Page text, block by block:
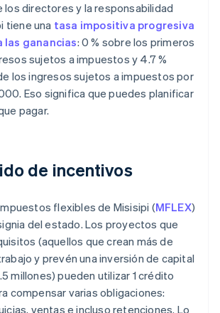
los directores y la responsabilidad
tiene una tasa impositiva progresiva
las ganancias: 0 % sobre los primeros
sujetos a impuestos y 4.7 %
los ingresos sujetos a impuestos por
Eso significa que puedes planificar
pagar.
de incentivos
flexibles de Misisipi (MFLEX)
del estado. Los proyectos que
(aquellos que crean más de
y prevén una inversión de capital
millones) pueden utilizar 1 crédito
compensar varias obligaciones:
ventas e incluso retenciones. Lo